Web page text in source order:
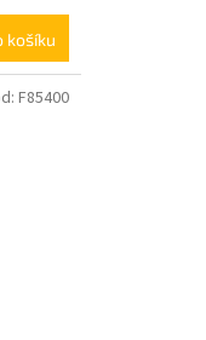
košíku
F85400